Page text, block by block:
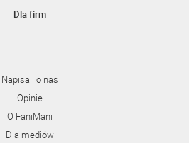
Dla firm
Napisali o nas
Opinie
O FaniMani
Dla mediów